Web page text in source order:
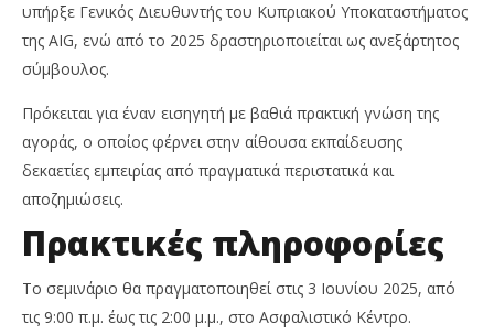
υπήρξε Γενικός Διευθυντής του Κυπριακού Υποκαταστήματος
της AIG, ενώ από το 2025 δραστηριοποιείται ως ανεξάρτητος
σύμβουλος.
Πρόκειται για έναν εισηγητή με βαθιά πρακτική γνώση της
αγοράς, ο οποίος φέρνει στην αίθουσα εκπαίδευσης
δεκαετίες εμπειρίας από πραγματικά περιστατικά και
αποζημιώσεις.
Πρακτικές πληροφορίες
Το σεμινάριο θα πραγματοποιηθεί στις 3 Ιουνίου 2025, από
τις 9:00 π.μ. έως τις 2:00 μ.μ., στο Ασφαλιστικό Κέντρο.